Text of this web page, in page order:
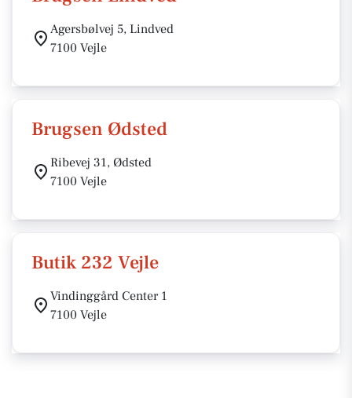
Agersbølvej 5, Lindved
7100 Vejle
Brugsen Ødsted
Ribevej 31, Ødsted
7100 Vejle
Butik 232 Vejle
Vindinggård Center 1
7100 Vejle